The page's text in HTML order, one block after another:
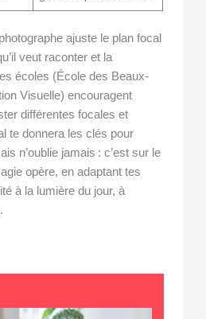
ajuste le plan focal
veut raconter et la
écoles (École des Beaux-
Visuelle) encouragent
différentes focales et
te donnera les clés pour
n’oublie jamais : c’est sur le
opère, en adaptant tes
à la lumière du jour, à